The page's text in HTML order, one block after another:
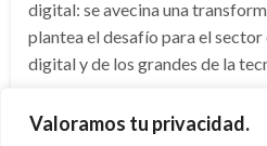
Valoramos tu privacidad.
digital: se avecina una
plantea el desafío para el sector
digital y de los grandes de la
el